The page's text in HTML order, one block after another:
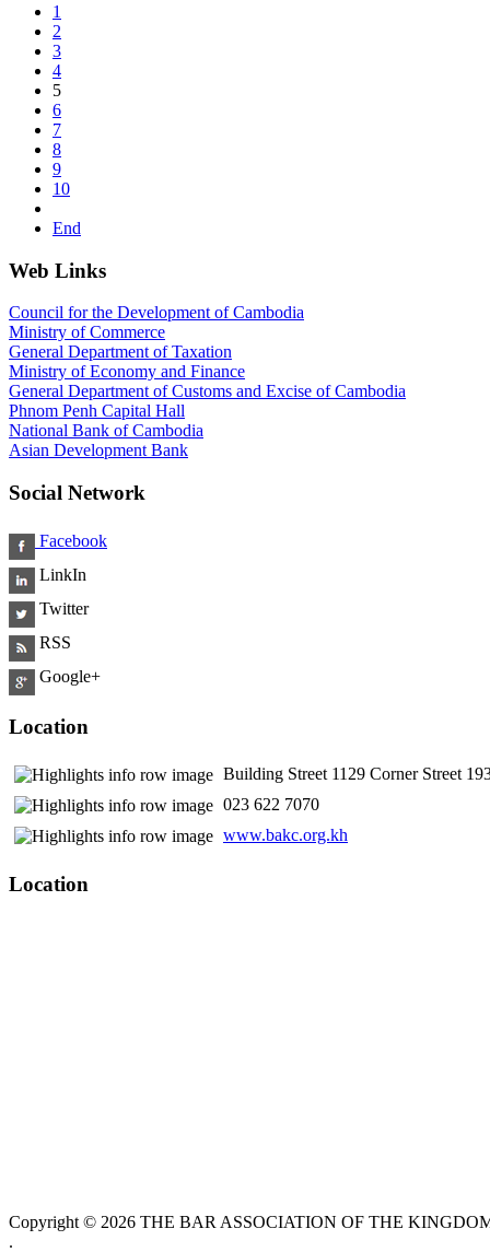
1
2
3
4
5
6
7
8
9
10
End
Web Links
Council for the Development of Cambodia
Ministry of Commerce
General Department of Taxation
Ministry of Economy and Finance
General Department of Customs and Excise of Cambodia
Phnom Penh Capital Hall
National Bank of Cambodia
Asian Development Bank
Social Network
Facebook
LinkIn
Twitter
RSS
Google+
Location
Building Street 1129 Corner Street
​ 023 622 7070
www.bakc.org.kh
Location
Copyright © 2026 THE BAR ASSOCIATION OF THE
.